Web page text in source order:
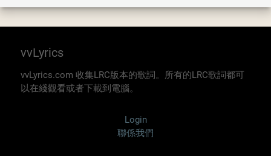
vvLyrics
vvLyrics.com 收集LRC版本的歌詞。所有的LRC歌詞都可
以在綫觀看或者下載到電腦。
Login
聯係我們